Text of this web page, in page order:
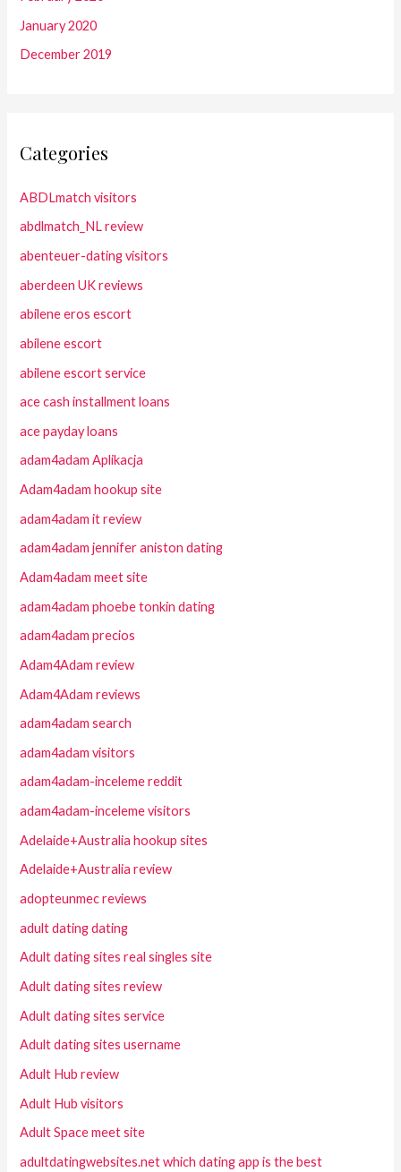
January 2020
December 2019
Categories
ABDLmatch visitors
abdlmatch_NL review
abenteuer-dating visitors
aberdeen UK reviews
abilene eros escort
abilene escort
abilene escort service
ace cash installment loans
ace payday loans
adam4adam Aplikacja
Adam4adam hookup site
adam4adam it review
adam4adam jennifer aniston dating
Adam4adam meet site
adam4adam phoebe tonkin dating
adam4adam precios
Adam4Adam review
Adam4Adam reviews
adam4adam search
adam4adam visitors
adam4adam-inceleme reddit
adam4adam-inceleme visitors
Adelaide+Australia hookup sites
Adelaide+Australia review
adopteunmec reviews
adult dating dating
Adult dating sites real singles site
Adult dating sites review
Adult dating sites service
Adult dating sites username
Adult Hub review
Adult Hub visitors
Adult Space meet site
adultdatingwebsites.net which dating app is the best